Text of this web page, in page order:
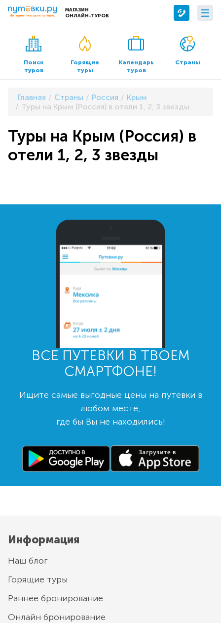
МАГАЗИН
ОНЛАЙН-ТУРОВ
Сервисы
Бронирование отелей
Трансфер
О компании
О нас
Контакты
Документы и реквизиты
Поиск
туров
Горящие
туры
Календарь
туров
Страны
Главная Страны Россия
Крым
Туры на Крым (Россия) в отели 1, 2, 3 звезды
Туры на Крым (Россия) в
отели 1, 2, 3 звезды
ВСЕ ПУТЕВКИ В ТВОЕМ
СМАРТФОНЕ!
Ищите самые выгодные цены на путевки в
любом месте,
где бы Вы не находились!
Информация
Наш блог
Горящие туры
Раннее бронирование
Онлайн бронирование